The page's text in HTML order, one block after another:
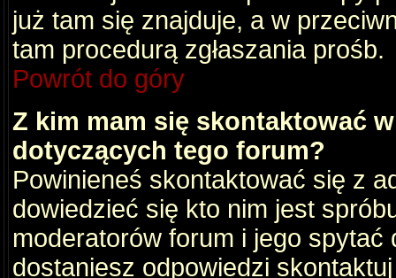
już tam się znajduje, a w
tam procedurą zgłaszania prośb.
Powrót do góry
Z kim mam się skontaktować
dotyczących tego forum?
Powinieneś skontaktować się z
dowiedzieć się kto nim jest
moderatorów forum i jego
dostaniesz odpowiedzi